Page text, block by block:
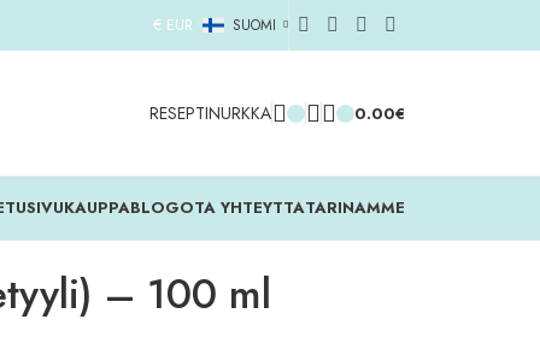
€ EUR SUOMI
RESEPTINURKKA 0.00€
KAUPPABLOGOTA YHTEYTTATARINAMME
– 100 ml